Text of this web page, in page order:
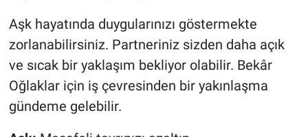
Aşk hayatında duygularınızı göstermekte
zorlanabilirsiniz. Partneriniz sizden daha açık
ve sıcak bir yaklaşım bekliyor olabilir. Bekâr
Oğlaklar için iş çevresinden bir yakınlaşma
gündeme gelebilir.